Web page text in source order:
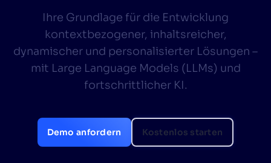
PRODUCTS & RESOURCES
Ihre Grundlage für die Entwicklung
kontextbezogener, inhaltsreicher,
dynamischer und personalisierter Lösungen –
mit Large Language Models (LLMs) und
fortschrittlicher KI.
Demo anfordern Kostenlos starten